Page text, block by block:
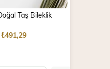
Taş Bileklik
₺491,29